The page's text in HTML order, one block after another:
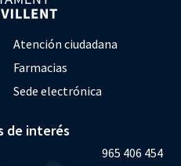
Atención ciudadana
Farmacias
Sede electrónica
de interés
965 406 454